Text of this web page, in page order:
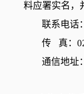
料应署实名，
联系电话：
传
真：
通信地址